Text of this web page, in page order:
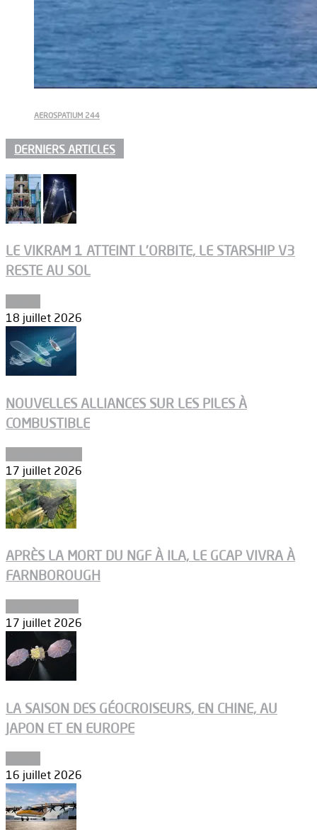
AEROSPATIUM 244
DERNIERS ARTICLES
LE VIKRAM 1 ATTEINT L’ORBITE, LE STARSHIP V3
RESTE AU SOL
18 juillet 2026
NOUVELLES ALLIANCES SUR LES PILES À
COMBUSTIBLE
17 juillet 2026
APRÈS LA MORT DU NGF À ILA, LE GCAP VIVRA À
FARNBOROUGH
17 juillet 2026
LA SAISON DES GÉOCROISEURS, EN CHINE, AU
JAPON ET EN EUROPE
16 juillet 2026